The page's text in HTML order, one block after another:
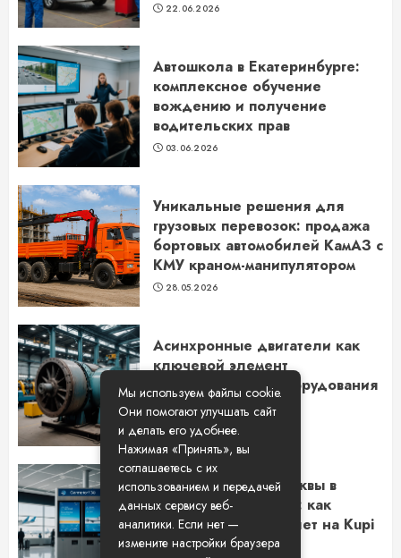
22.06.2026
Автошкола в Екатеринбурге:
комплексное обучение
вождению и получение
водительских прав
03.06.2026
Уникальные решения для
грузовых перевозок: продажа
бортовых автомобилей КамАЗ с
КМУ краном-манипулятором
28.05.2026
Асинхронные двигатели как
ключевой элемент
промышленного оборудования
в Новосибирске
14.05.2026
Путешествие из Москвы в
Самару на самолете: как
выбрать лучший билет на Kupi
Bilet
Мы используем файлы cookie.
Они помогают улучшать сайт
и делать его удобнее.
Нажимая «Принять», вы
соглашаетесь с их
использованием и передачей
данных сервису веб-
аналитики. Если нет —
измените настройки браузера